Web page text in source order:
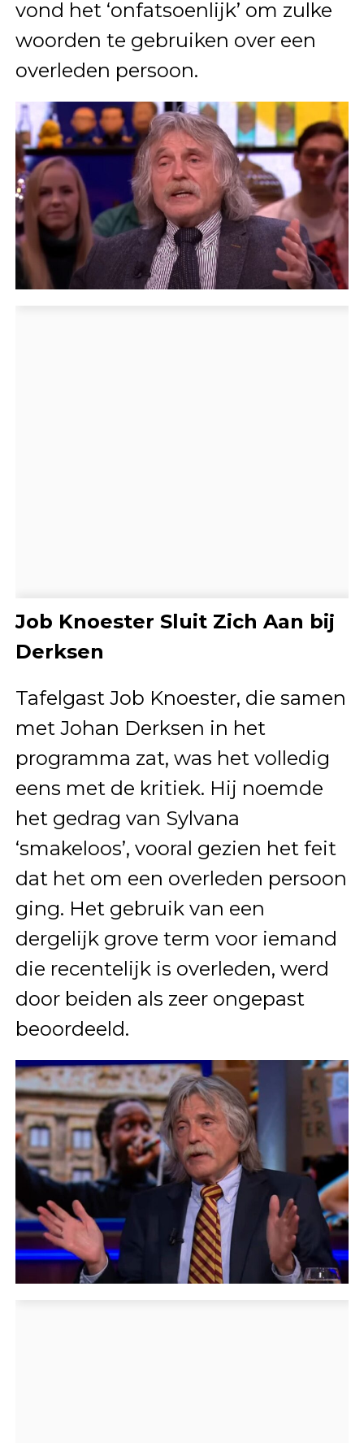
vond het ‘onfatsoenlijk’ om zulke
woorden te gebruiken over een
overleden persoon.
Job Knoester Sluit Zich Aan bij
Derksen
Tafelgast Job Knoester, die samen
met Johan Derksen in het
programma zat, was het volledig
eens met de kritiek. Hij noemde
het gedrag van Sylvana
‘smakeloos’, vooral gezien het feit
dat het om een overleden persoon
ging. Het gebruik van een
dergelijk grove term voor iemand
die recentelijk is overleden, werd
door beiden als zeer ongepast
beoordeeld.